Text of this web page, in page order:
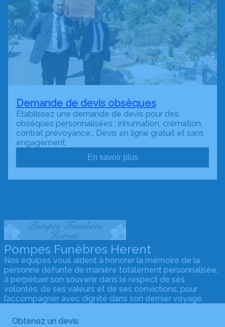
Demande de devis obsèques
Établissez une demande de devis pour des
obsèques personnalisées : inhumation, crémation,
contrat prévoyance… Devis en ligne gratuit et sans
engagement.
En savoir plus
Pompes Funèbres Herent
Nos équipes vous aident à honorer la mémoire de la
personne défunte de manière totalement personnalisée,
à perpétuer son souvenir dans le respect de ses
volontés, de ses valeurs et de ses convictions, pour
l’accompagner avec dignité dans son dernier voyage.
Obtenez un devis